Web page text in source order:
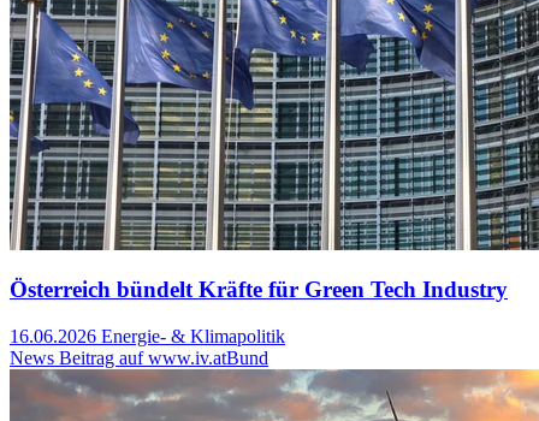
Österreich bündelt Kräfte für Green Tech Industry
16.06.2026 Energie- & Klimapolitik
News Beitrag auf www.iv.atBund